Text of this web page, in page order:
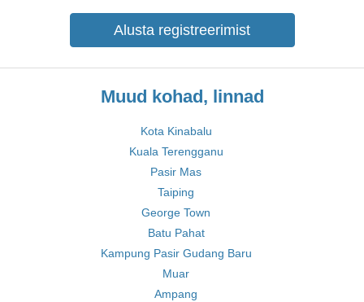
Alusta registreerimist
Muud kohad, linnad
Kota Kinabalu
Kuala Terengganu
Pasir Mas
Taiping
George Town
Batu Pahat
Kampung Pasir Gudang Baru
Muar
Ampang